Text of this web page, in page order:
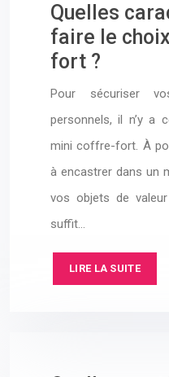
Quelles
faire le
fort ?
Pour sécuriser
personnels, il n’y a
mini coffre-fort. À
à encastrer dans un
vos objets de
suffit…
LIRE LA SUITE